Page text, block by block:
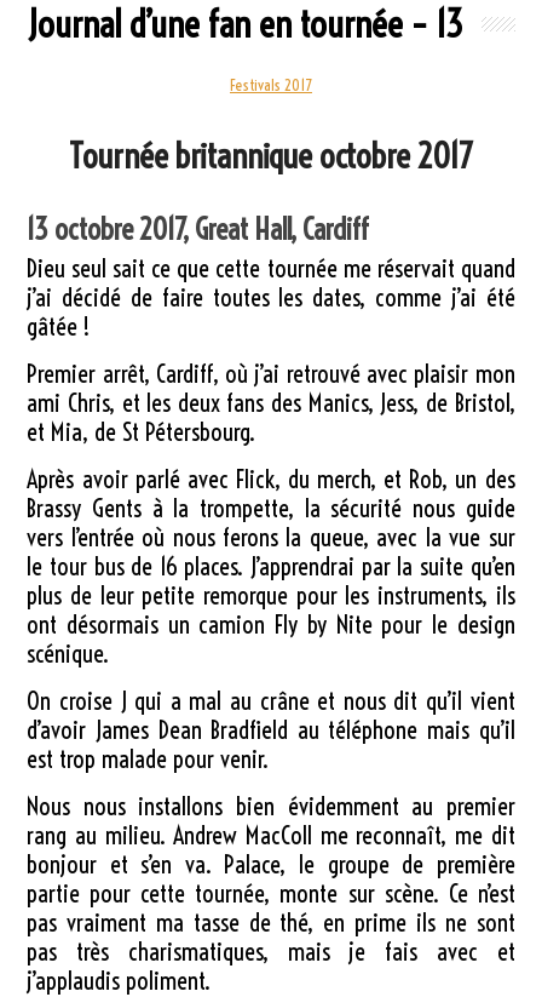
Journal d’une fan en tournée – 13
Festivals 2017
Tournée britannique octobre 2017
13 octobre 2017, Great Hall, Cardiff
Dieu seul sait ce que cette tournée me réservait quand
j’ai décidé de faire toutes les dates, comme j’ai été
gâtée !
Premier arrêt, Cardiff, où j’ai retrouvé avec plaisir mon
ami Chris, et les deux fans des Manics, Jess, de Bristol,
et Mia, de St Pétersbourg.
Après avoir parlé avec Flick, du merch, et Rob, un des
Brassy Gents à la trompette, la sécurité nous guide
vers l’entrée où nous ferons la queue, avec la vue sur
le tour bus de 16 places. J’apprendrai par la suite qu’en
plus de leur petite remorque pour les instruments, ils
ont désormais un camion Fly by Nite pour le design
scénique.
On croise J qui a mal au crâne et nous dit qu’il vient
d’avoir James Dean Bradfield au téléphone mais qu’il
est trop malade pour venir.
Nous nous installons bien évidemment au premier
rang au milieu. Andrew MacColl me reconnaît, me dit
bonjour et s’en va. Palace, le groupe de première
partie pour cette tournée, monte sur scène. Ce n’est
pas vraiment ma tasse de thé, en prime ils ne sont
pas très charismatiques, mais je fais avec et
j’applaudis poliment.